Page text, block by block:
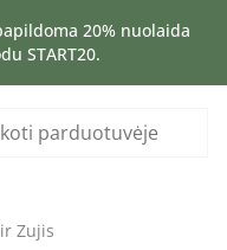
20% nuolaida
START20.
Zujis